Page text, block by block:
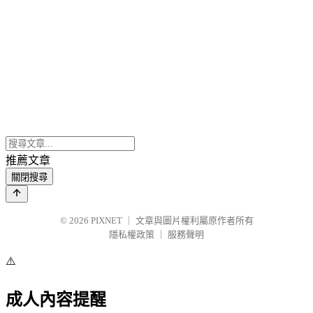
推薦文章
關閉搜尋
© 2026 PIXNET
文章與圖片權利屬原作者所有
隱私權政策
服務聲明
⚠️
成人內容提醒